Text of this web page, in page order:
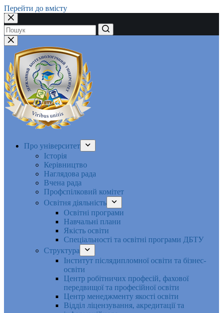
Перейти до вмісту
Немає
результатів
Про університет
Історія
Керівництво
Наглядова рада
Вчена рада
Профспілковий комітет
Освітня діяльність
Освітні програми
Навчальні плани
Якість освіти
Спеціальності та освітні програми ДБТУ
Структура
Інститут післядипломної освіти та бізнес-
освіти
Центр робітничих професій, фахової
передвищої та професійної освіти
Центр менеджменту якості освіти
Відділ ліцензування, акредитації та